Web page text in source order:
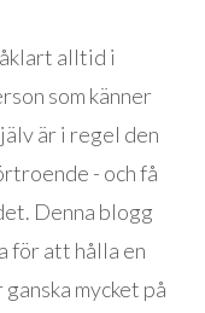
alltid i
som känner
är i regel den
- och få
Denna blogg
för att hålla en
mycket på